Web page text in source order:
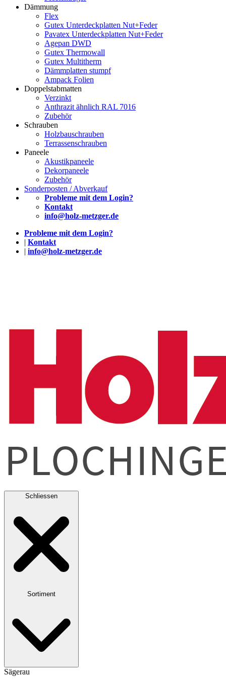
Dämmung
Flex
Gutex Unterdeckplatten Nut+Feder
Pavatex Unterdeckplatten Nut+Feder
Agepan DWD
Gutex Thermowall
Gutex Multitherm
Dämmplatten stumpf
Ampack Folien
Doppelstabmatten
Verzinkt
Anthrazit ähnlich RAL 7016
Zubehör
Schrauben
Holzbauschrauben
Terrassenschrauben
Paneele
Akustikpaneele
Dekorpaneele
Zubehör
Sonderposten / Abverkauf
Probleme mit dem Login?
Kontakt
info@holz-metzger.de
Probleme mit dem Login?
| Kontakt
| info@holz-metzger.de
Schliessen
Sortiment
Sägerau